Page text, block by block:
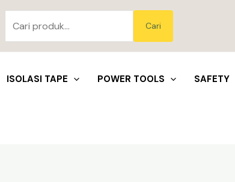
untuk:
Cari
ISOLASI TAPE POWER TOOLS SAFETY